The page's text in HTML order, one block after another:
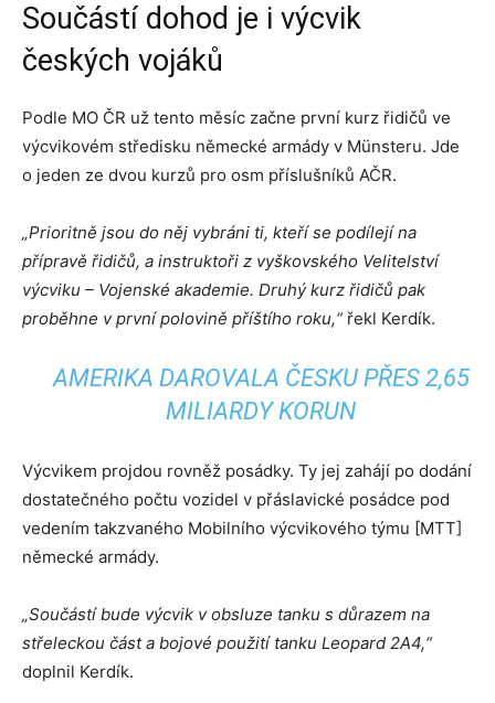
Součástí dohod je i výcvik
českých vojáků
Podle MO ČR už tento měsíc začne první kurz řidičů ve
výcvikovém středisku německé armády v Münsteru. Jde
o jeden ze dvou kurzů pro osm příslušníků AČR.
„Prioritně jsou do něj vybráni ti, kteří se podílejí na
přípravě řidičů, a instruktoři z vyškovského Velitelství
výcviku – Vojenské akademie. Druhý kurz řidičů pak
proběhne v první polovině příštího roku,“řekl Kerdík.
AMERIKA DAROVALA ČESKU PŘES 2,65
MILIARDY KORUN
Výcvikem projdou rovněž posádky. Ty jej zahájí po dodání
dostatečného počtu vozidel v přáslavické posádce pod
vedením takzvaného Mobilního výcvikového týmu [MTT]
německé armády.
„Součástí bude výcvik v obsluze tanku s důrazem na
střeleckou část a bojové použití tanku Leopard 2A4,“
doplnil Kerdík.